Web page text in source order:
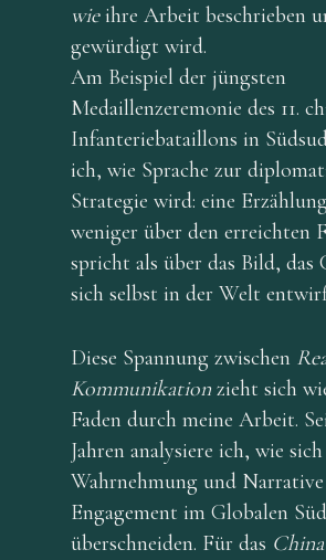
wieihre Arbeit beschrieben
gewürdigt wird.
Am Beispiel der jüngsten
Medaillenzeremonie des 11.
Infanteriebataillons in
ich, wie Sprache zur
Strategie wird: eine
weniger über den erreichten
spricht als über das Bild, das
sich selbst in der Welt
Diese Spannung zwischen
Kommunikation zieht sich
Faden durch meine Arbeit.
Jahren analysiere ich, wie
Wahrnehmung und
Engagement im Globalen
überschneiden. Für das